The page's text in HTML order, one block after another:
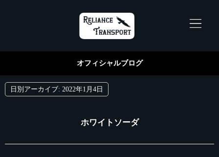
オフィシャルブログ
日別アーカイブ: 2022年1月4日
ホワイトソーダ